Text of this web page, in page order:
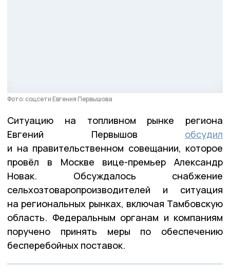
Фото: соцсети Евгения Первышова
Ситуацию на топливном рынке региона
Евгений Первышов обсудил
и на правительственном совещании, которое
провёл в Москве вице-премьер Александр
Новак. Обсуждалось снабжение
сельхозтоваропроизводителей и ситуация
на региональных рынках, включая Тамбовскую
область. Федеральным органам и компаниям
поручено принять меры по обеспечению
бесперебойных поставок.